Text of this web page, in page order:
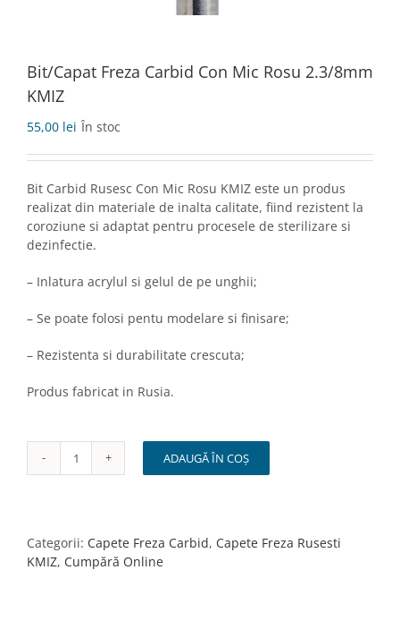
Bit/Capat Freza Carbid Con Mic Rosu 2.3/8mm
KMIZ
55,00 lei În stoc
Bit Carbid Rusesc Con Mic Rosu KMIZ este un produs
realizat din materiale de inalta calitate, fiind rezistent la
coroziune si adaptat pentru procesele de sterilizare si
dezinfectie.
– Inlatura acrylul si gelul de pe unghii;
– Se poate folosi pentu modelare si finisare;
– Rezistenta si durabilitate crescuta;
Produs fabricat in Rusia.
Cantitate
Con
Mic
ADAUGĂ ÎN COȘ
Categorii: Capete Freza Carbid, Capete Freza Rusesti
KMIZ, Cumpără Online